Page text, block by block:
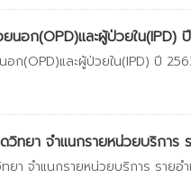
นอก(OPD)และผู้ป่วยใน(IPD)
ก(OPD)และผู้ป่วยใน(IPD) ปี
วิทยา จำแนกรายหน่วยบริการ
ยา จำแนกรายหน่วยบริการ ราย